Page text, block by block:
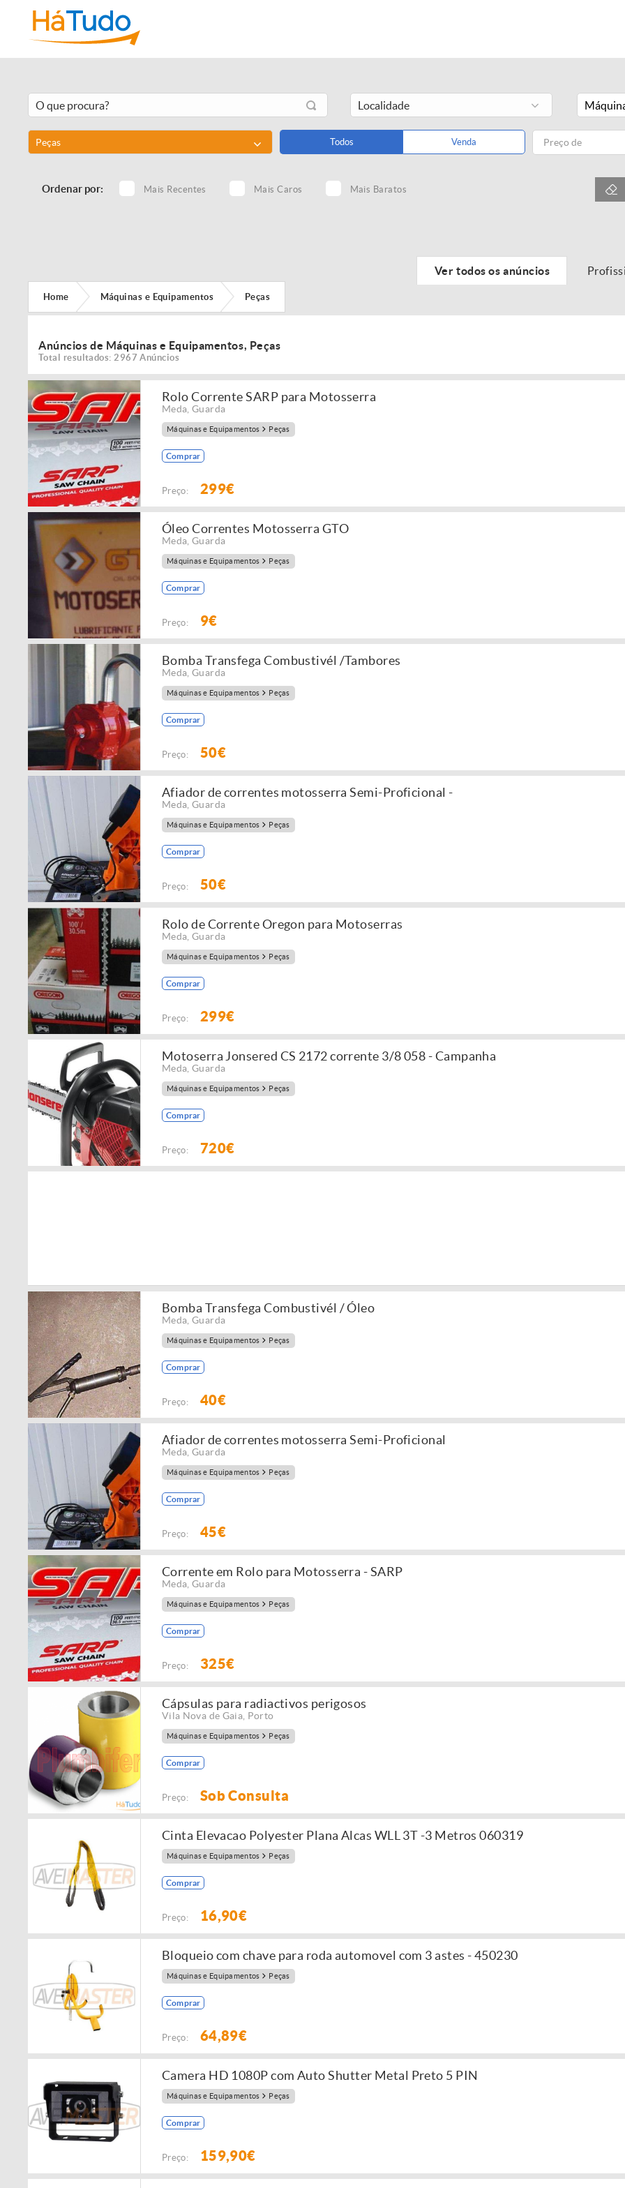
Peças Todos Venda
Ordenar por: Mais Recentes Mais Caros Mais Baratos
Home Máquinas e Equipamentos Peças
Ver todos os anúncios
Anúncios de Máquinas e Equipamentos, Peças
Total resultados: 2967 Anúncios
Rolo Corrente SARP para Motosserra
Meda ,Guarda
Máquinas e Equipamentos Peças
Comprar
Preço: 299€
Óleo Correntes Motosserra GTO
Meda ,Guarda
Máquinas e Equipamentos Peças
Comprar
Preço: 9€
Bomba Transfega Combustivél /Tambores
Meda ,Guarda
Máquinas e Equipamentos Peças
Comprar
Preço: 50€
Afiador de correntes motosserra Semi-Proficional -
Meda ,Guarda
Máquinas e Equipamentos Peças
Comprar
Preço: 50€
Rolo de Corrente Oregon para Motoserras
Meda ,Guarda
Máquinas e Equipamentos Peças
Comprar
Preço: 299€
Motoserra Jonsered CS 2172 corrente 3/8 058 - Campanha
Meda ,Guarda
Máquinas e Equipamentos Peças
Comprar
Preço: 720€
Bomba Transfega Combustivél / Óleo
Meda ,Guarda
Máquinas e Equipamentos Peças
Comprar
Preço: 40€
Afiador de correntes motosserra Semi-Proficional
Meda ,Guarda
Máquinas e Equipamentos Peças
Comprar
Preço: 45€
Corrente em Rolo para Motosserra - SARP
Meda ,Guarda
Máquinas e Equipamentos Peças
Comprar
Preço: 325€
Cápsulas para radiactivos perigosos
Vila Nova de Gaia, Porto
Máquinas e Equipamentos Peças
Comprar
Preço: Sob Consulta
Cinta Elevacao Polyester Plana Alcas WLL 3T -3 Metros 060319
Máquinas e Equipamentos Peças
Comprar
Preço: 16,90€
Bloqueio com chave para roda automovel com 3 astes - 450230
Máquinas e Equipamentos Peças
Comprar
Preço: 64,89€
Camera HD 1080P com Auto Shutter Metal Preto 5 PIN
Máquinas e Equipamentos Peças
Comprar
Preço: 159,90€